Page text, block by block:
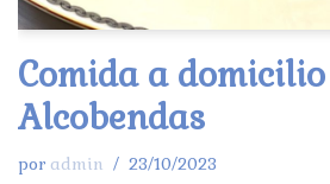
Comida a
Alcobendas
por admin 23/10/2023